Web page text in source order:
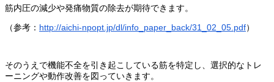
筋内圧の減少や発痛物質の除去が期待できます。
（参考： http://aichi-npopt.jp/dl/info_paper_back/31_02_05.pdf）
そのうえで機能不全を引き起こしている筋を特定し、選択的なトレ
ーニングや動作改善を図っていきます。